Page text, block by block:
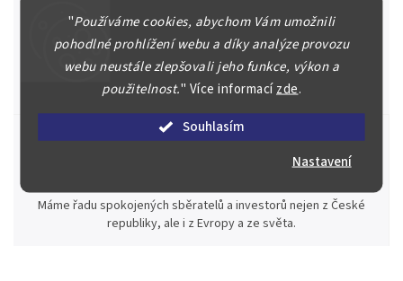
"Používáme cookies, abychom Vám umožnili
pohodlné prohlížení webu a díky analýze provozu
webu neustále zlepšovali jeho funkce, výkon a
použitelnost." Více informacízde.
Souhlasím
Nastavení
Jsme zde pro Vás nepřetržitě již od roku 2000
Během té doby jsme v našich aukcích prodali významné sbírky i
jednotlivé kusy unikátních mincí, bankovek, řádů a vyznamenání
za rekordní ceny.
Máme řadu spokojených sběratelů a investorů nejen z České
republiky, ale i z Evropy a ze světa.